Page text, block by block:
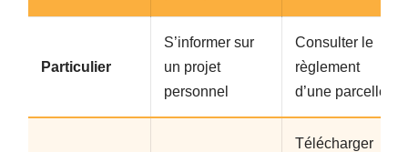
Particulier
S’informer sur
un projet
personnel
Consulter le
règlement
d’une parcelle
Télécharger